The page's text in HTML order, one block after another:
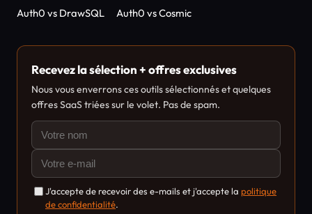
Auth0 vs DrawSQL
Auth0 vs Cosmic
Recevez la sélection + offres exclusives
Nous vous enverrons ces outils sélectionnés et quelques
offres SaaS triées sur le volet. Pas de spam.
J'accepte de recevoir des e-mails et j'accepte la politique
de confidentialité.